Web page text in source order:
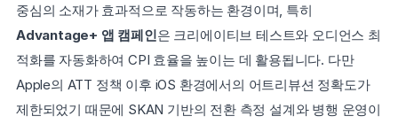
Advantage+ 앱 캠페인은 크리에이티브 테스트와 오디언스 최
적화를 자동화하여 CPI 효율을 높이는 데 활용됩니다. 다만
Apple의 ATT 정책 이후 iOS 환경에서의 어트리뷰션 정확도가
제한되었기 때문에 SKAN 기반의 전환 측정 설계와 병행 운영이